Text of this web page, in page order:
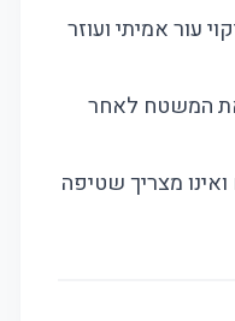
עור אמיתי ועוזר
המשטח לאחר
מצריך שטיפה